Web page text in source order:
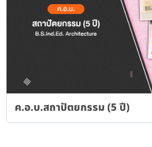
ค.อ.บ.สถาปัตยกรรม (5 ปี)